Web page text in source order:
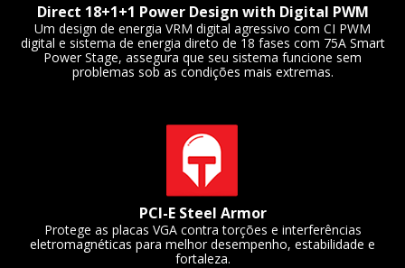
Direct 18+1+1 Power Design with Digital PWM
Um design de energia VRM digital agressivo com CI PWM
digital e sistema de energia direto de 18 fases com 75A Smart
Power Stage, assegura que seu sistema funcione sem
problemas sob as condições mais extremas.
PCI-E Steel Armor
Protege as placas VGA contra torções e interferências
eletromagnéticas para melhor desempenho, estabilidade e
fortaleza.